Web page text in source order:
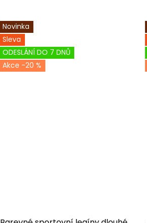
Novinka
Sleva
ODESLÁNÍ DO 7 DNŮ
-20 %